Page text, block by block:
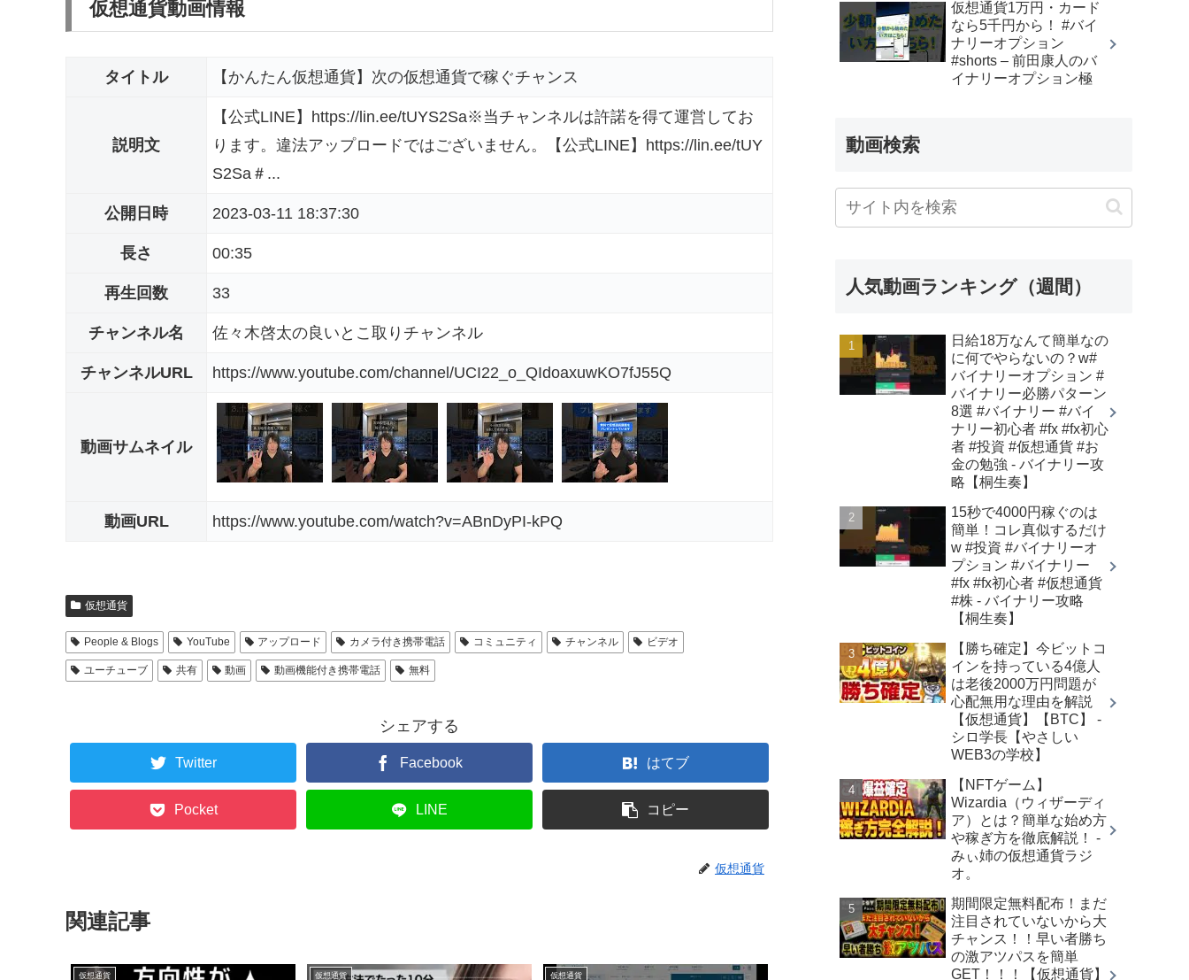
仮想通貨動画情報
タイトル 【かんたん仮想通貨】次の仮想通貨で稼ぐチャンス
説明文
【公式LINE】https://lin.ee/tUYS2Sa※当チャンネルは許諾を得て運営してお
ります。違法アップロードではございません。【公式LINE】https://lin.ee/tUY
S2Sa＃...
公開日時 2023-03-11 18:37:30
長さ 00:35
再生回数 33
チャンネル名 佐々木啓太の良いとこ取りチャンネル
チャンネルURL https://www.youtube.com/channel/UCI22_o_QIdoaxuwKO7fJ55Q
動画サムネイル
動画URL https://www.youtube.com/watch?v=ABnDyPI-kPQ
仮想通貨
People & Blogs YouTube アップロード カメラ付き携帯電話 コミュニティ チャンネル ビデオ
ユーチューブ 共有 動画 動画機能付き携帯電話 無料
シェアする
Twitter Facebook はてブ
Pocket LINE コピー
仮想通貨
関連記事
仮想通貨 仮想通貨 仮想通貨
仮想通貨1万円・カード
なら5千円から！ #バイ
ナリーオプション
#shorts – 前田康人のバ
イナリーオプション極
動画検索
人気動画ランキング（週間）
日給18万なんて簡単なの
に何でやらないの？w#
バイナリーオプション #
バイナリー必勝パターン
8選 #バイナリー #バイ
ナリー初心者 #fx #fx初心
者 #投資 #仮想通貨 #お
金の勉強 - バイナリー攻
略【桐生奏】
15秒で4000円稼ぐのは
簡単！コレ真似するだけ
w #投資 #バイナリーオ
プション #バイナリー
#fx #fx初心者 #仮想通貨
#株 - バイナリー攻略
【桐生奏】
【勝ち確定】今ビットコ
インを持っている4億人
は老後2000万円問題が
心配無用な理由を解説
【仮想通貨】【BTC】 -
シロ学長【やさしい
WEB3の学校】
【NFTゲーム】
Wizardia（ウィザーディ
ア）とは？簡単な始め方
や稼ぎ方を徹底解説！ -
みぃ姉の仮想通貨ラジ
オ。
期間限定無料配布！まだ
注目されていないから大
チャンス！！早い者勝ち
の激アツパスを簡単
GET！！！【仮想通貨】